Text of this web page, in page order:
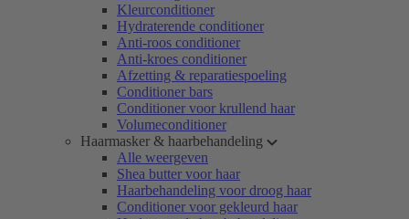
Kleurconditioner
Hydraterende conditioner
Anti-roos conditioner
Anti-kroes conditioner
Afzetting & reparatiespoeling
Conditioner bars
Conditioner voor krullend haar
Volumeconditioner
Haarmasker & haarbehandeling
Alle weergeven
Shea butter voor haar
Haarbehandeling voor droog haar
Conditioner voor gekleurd haar